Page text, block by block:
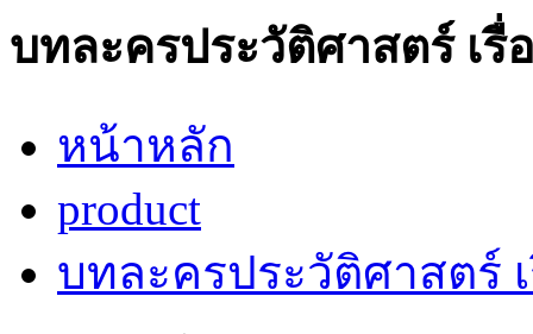
บทละครประวัติศาสตร์ เรื่
หน้าหลัก
product
บทละครประวัติศาสตร์